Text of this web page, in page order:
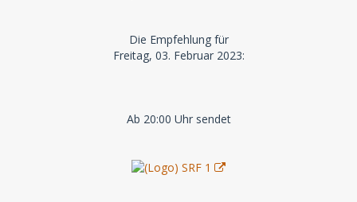
Die Empfehlung für
Freitag, 03. Februar 2023:
Ab 20:00 Uhr sendet